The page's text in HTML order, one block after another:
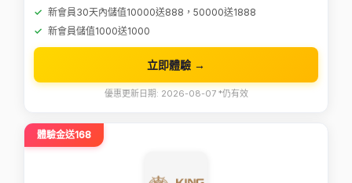
新會員30天內儲值10000送888，50000送1888
新會員儲值1000送1000
立即體驗 →
優惠更新日期: 2026-08-07 *仍有效
體驗金送168